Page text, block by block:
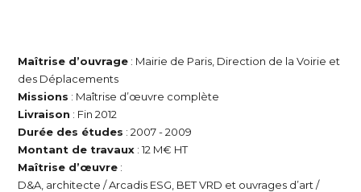
Maîtrise d’ouvrage : Mairie de Paris, Direction de la Voirie et
des Déplacements
Missions : Maîtrise d’œuvre complète
Livraison : Fin 2012
Durée des études : 2007 - 2009
Montant de travaux : 12 M€ HT
Maîtrise d’œuvre :
D&A, architecte / Arcadis ESG, BET VRD et ouvrages d’art /